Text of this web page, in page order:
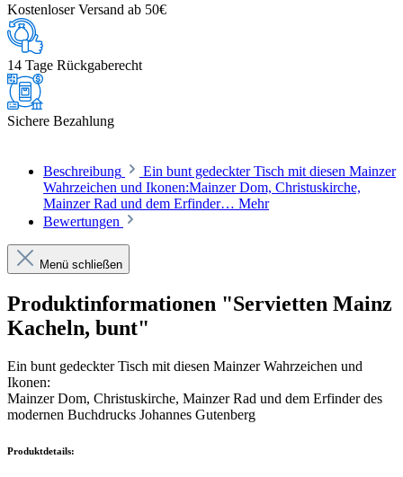
Kostenloser Versand ab 50€
14 Tage Rückgaberecht
Sichere Bezahlung
Beschreibung
Ein bunt gedeckter Tisch mit diesen Mainzer
Wahrzeichen und Ikonen:Mainzer Dom, Christuskirche,
Mainzer Rad und dem Erfinder… Mehr
Bewertungen
Menü schließen
Produktinformationen "Servietten Mainz
Kacheln, bunt"
Ein bunt gedeckter Tisch mit diesen Mainzer Wahrzeichen und
Ikonen:
Mainzer Dom, Christuskirche, Mainzer Rad und dem Erfinder des
modernen Buchdrucks Johannes Gutenberg
Produktdetails: